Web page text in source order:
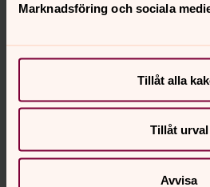
Marknadsföring och sociala
Tillåt alla
Tillåt urval
Avvisa